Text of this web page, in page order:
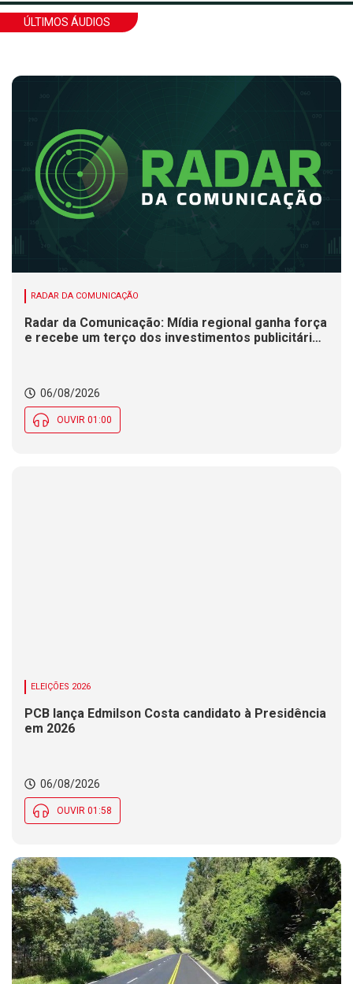
ÚLTIMOS ÁUDIOS
RADAR DA COMUNICAÇÃO
Radar da Comunicação: Mídia regional ganha força
e recebe um terço dos investimentos publicitários
06/08/2026
OUVIR 01:00
ELEIÇÕES 2026
PCB lança Edmilson Costa candidato à Presidência
em 2026
06/08/2026
OUVIR 01:58